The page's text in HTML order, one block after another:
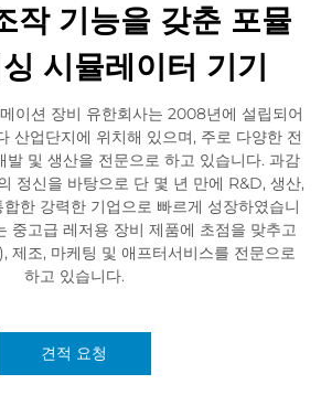
작 기능을 갖춘 포뮬
시뮬레이터 기기
이션 장비 유한회사는 2008년에 설립되어
산업단지에 위치해 있으며, 주로 다양한 전
발 및 생산을 전문으로 하고 있습니다. 과감
정신을 바탕으로 단 몇 년 만에 R&D, 생산,
한 강력한 기업으로 빠르게 성장하였습니
중고급 레저용 장비 제품에 초점을 맞추고
제조, 마케팅 및 애프터서비스를 전문으로
하고 있습니다.
견적 요청